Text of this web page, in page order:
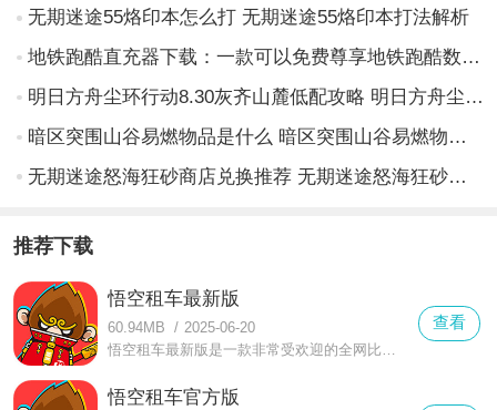
无期迷途55烙印本怎么打 无期迷途55烙印本打法解析
地铁跑酷直充器下载：一款可以免费尊享地铁跑酷数据的辅助软件
明日方舟尘环行动8.30灰齐山麓低配攻略 明日方舟尘环行动8.30灰齐山麓怎么打
暗区突围山谷易燃物品是什么 暗区突围山谷易燃物品介绍
无期迷途怒海狂砂商店兑换推荐 无期迷途怒海狂砂商店兑换什么好
推荐下载
悟空租车最新版
60.94MB / 2025-06-20
查看
悟空租车官方版